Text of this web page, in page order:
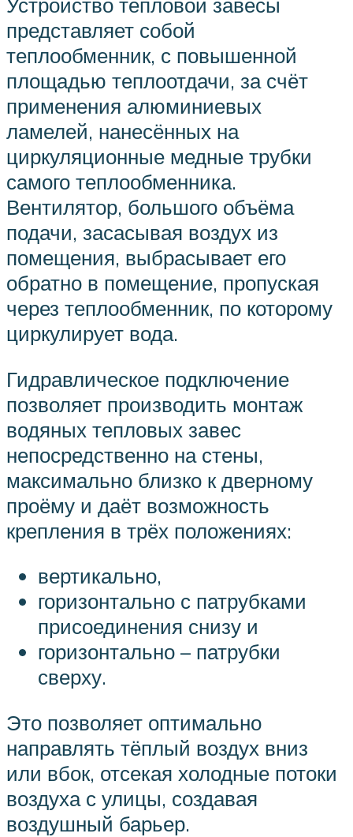
представляет собой
теплообменник, с повышенной
площадью теплоотдачи, за счёт
применения алюминиевых
ламелей, нанесённых на
циркуляционные медные трубки
самого теплообменника.
Вентилятор, большого объёма
подачи, засасывая воздух из
помещения, выбрасывает его
обратно в помещение, пропуская
через теплообменник, по которому
циркулирует вода.
Гидравлическое подключение
позволяет производить монтаж
водяных тепловых завес
непосредственно на стены,
максимально близко к дверному
проёму и даёт возможность
крепления в трёх положениях:
вертикально,
горизонтально с патрубками
присоединения снизу и
горизонтально – патрубки
сверху.
Это позволяет оптимально
направлять тёплый воздух вниз
или вбок, отсекая холодные потоки
воздуха с улицы, создавая
воздушный барьер.